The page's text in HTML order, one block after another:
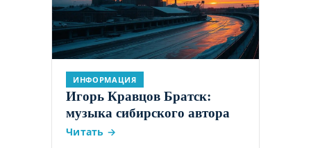
ИНФОРМАЦИЯ
Игорь Кравцов Братск:
музыка сибирского автора
Читать →